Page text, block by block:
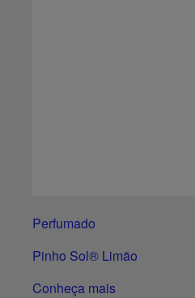
Perfumado
Pinho Sol® Limão
Conheça mais